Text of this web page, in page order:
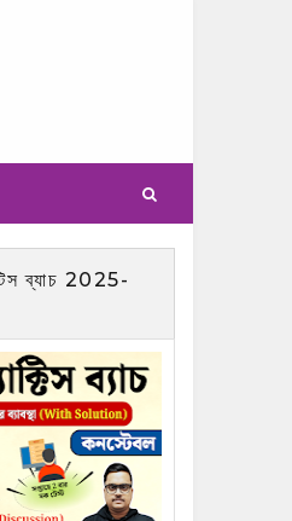
ব্যাচ 2025-